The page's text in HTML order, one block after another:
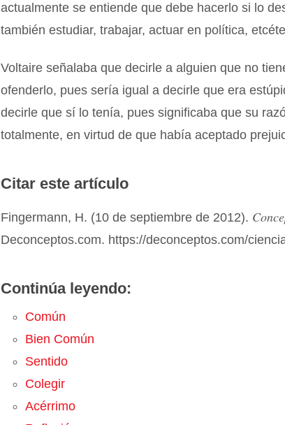
actualmente se entiende que debe hacerlo si lo
también estudiar, trabajar, actuar en política,
Voltaire señalaba que decirle a alguien que no
ofenderlo, pues sería igual a decirle que era
decirle que sí lo tenía, pues significaba que su
totalmente, en virtud de que había aceptado
Citar este artículo
Fingermann, H. (10 de septiembre de 2012).
Deconceptos.com. https://deconceptos.com/
Continúa leyendo:
Común
Bien Común
Sentido
Colegir
Acérrimo